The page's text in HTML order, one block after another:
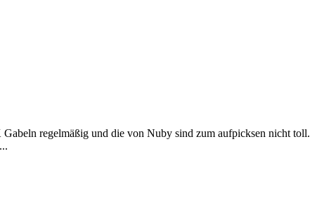
regelmäßig und die von Nuby sind zum aufpicksen nicht toll.